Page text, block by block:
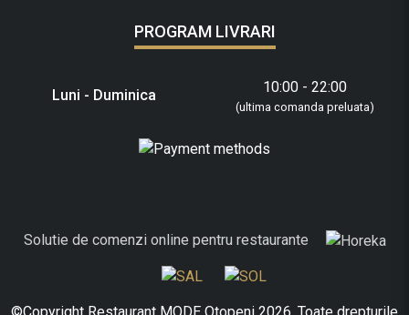
PROGRAM LIVRARI
Luni - Duminica 10:00 - 22:00
(ultima comanda preluata)
Solutie de comenzi online pentru restaurante